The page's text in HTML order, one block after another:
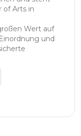
of Arts in
Wert auf
und